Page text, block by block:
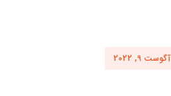
آگوست 9, 2022